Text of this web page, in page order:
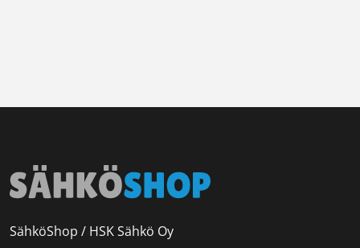
SähköShop / HSK Sähkö Oy